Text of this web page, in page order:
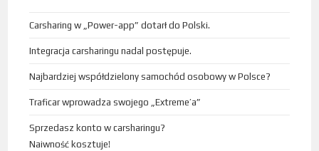
Carsharing w „Power-app” dotarł do Polski.
Integracja carsharingu nadal postępuje.
Najbardziej współdzielony samochód osobowy w Polsce?
Traficar wprowadza swojego „Extreme’a”
Sprzedasz konto w carsharingu?
Naiwność kosztuje!